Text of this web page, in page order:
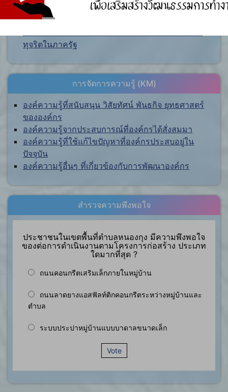
สำนักงานคณะกรรมการป้องกันและปราบปรามการ
ทุจริตแห่งชาติ (ป.ป.ช.)
ทุจริตในภาครัฐ
การจัดการความรู้ (KM)
องค์ความรู้ที่สนับสนุน วิสัยทัศน์ พันธกิจ ยุทธศาสตร์
ขององค์กร
องค์ความรู้จากประสบการณ์ที่องค์กรได้สั่งสมมา
องค์ความรู้ที่ใช้แก้ไขปัญหาที่องค์กรประสบอยู่ใน
ปัจจุบัน
องค์ความรู้อื่นๆ ที่เกี่ยวข้องกับการพัฒนาองค์กร
สำรวจความพึงพอใจ
ประชาชนในเขตพื้นที่ตำบลหนองกุง มีความพึงพอใจ
ของต่อการดำเนินงานตามโครงการก่อสร้าง ประเภท
ใดมากที่สุด ?
ถนนคอนกรีตเสริมเล็กภายในหมู่บ้าน
ถนนลาดยางแอสฟัลท์ติกคอนกรีตระหว่างหมู่บ้านและ
ตำบล
ระบบประปาหมู่บ้านแบบบาดาลขนาดเล็ก
Vote